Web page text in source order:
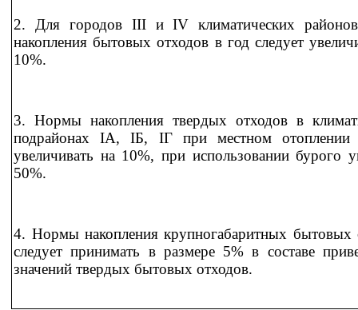
2. Для городов III и IV климатических
накопления бытовых отходов в год следует
10%.
3. Нормы накопления твердых отходов в
подрайонах IА, IБ, IГ при местном отоплении
увеличивать на 10%, при использовании бурого
50%.
4. Нормы накопления крупногабаритных бытовых
следует принимать в размере 5% в составе
значений твердых бытовых отходов.